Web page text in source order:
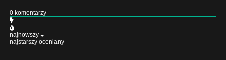
0komentarzy
najnowszy
najstarszy oceniany